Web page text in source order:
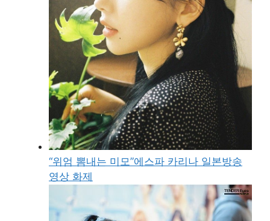
“위엄 뽐내는 미모”에스파 카리나 일본방송
영상 화제